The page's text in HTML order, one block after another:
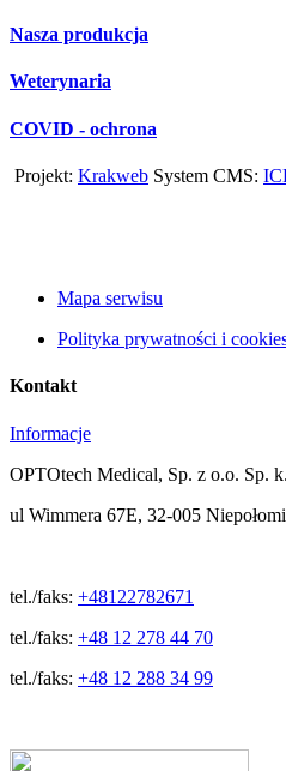
Nasza produkcja
Weterynaria
COVID - ochrona
Projekt: Krakweb System CMS:
Mapa serwisu
Polityka prywatności i
Kontakt
Informacje
OPTOtech Medical, Sp. z o.o. Sp. k.
ul Wimmera 67E, 32-005
tel./faks: +48122782671
tel./faks: +48 12 278 44 70
tel./faks: +48 12 288 34 99